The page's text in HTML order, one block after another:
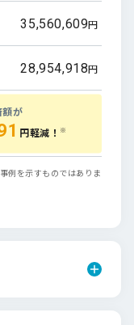
35,560,609円
28,954,918円
額が
円軽減！ ※
例を示すものではありま